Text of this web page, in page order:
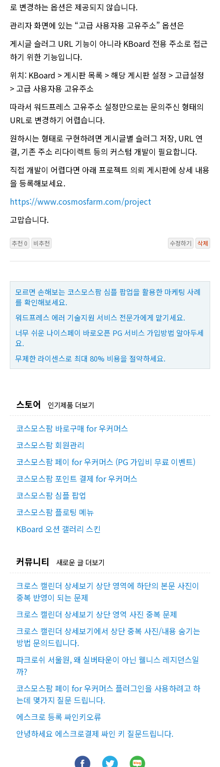
로 변경하는 옵션은 제공되지 않습니다.
관리자 화면에 있는 “고급 사용자용 고유주소” 옵션은
게시글 슬러그 URL 기능이 아니라 KBoard 전용 주소로 접근
하기 위한 기능입니다.
위치: KBoard > 게시판 목록 > 해당 게시판 설정 > 고급설정
> 고급 사용자용 고유주소
따라서 워드프레스 고유주소 설정만으로는 문의주신 형태의
URL로 변경하기 어렵습니다.
원하시는 형태로 구현하려면 게시글별 슬러그 저장, URL 연
결, 기존 주소 리다이렉트 등의 커스텀 개발이 필요합니다.
직접 개발이 어렵다면 아래 프로젝트 의뢰 게시판에 상세 내용
을 등록해보세요.
https://www.cosmosfarm.com/project
고맙습니다.
추천 0 비추천 수정하기 삭제
모르면 손해보는 코스모스팜 심플 팝업을 활용한 마케팅 사례
를 확인해보세요.
워드프레스 에러 기술지원 서비스 전문가에게 맡기세요.
너무 쉬운 나이스페이 바로오픈 PG 서비스 가입방법 알아두세
요.
무제한 라이센스로 최대 80% 비용을 절약하세요.
스토어 인기제품 더보기
코스모스팜 바로구매 for 우커머스
코스모스팜 회원관리
코스모스팜 페이 for 우커머스 (PG 가입비 무료 이벤트)
코스모스팜 포인트 결제 for 우커머스
코스모스팜 심플 팝업
코스모스팜 플로팅 메뉴
KBoard 오션 갤러리 스킨
커뮤니티 새로운 글 더보기
크로스 캘린더 상세보기 상단 영역에 하단의 본문 사진이
중복 반영이 되는 문제
크로스 캘린더 상세보기 상단 영역 사진 중복 문제
크로스 캘린더 상세보기에서 상단 중복 사진/내용 숨기는
방법 문의드립니다.
파크로쉬 서울원, 왜 실버타운이 아닌 웰니스 레지던스일
까?
코스모스팜 페이 for 우커머스 플러그인을 사용하려고 하
는데 몇가지 질문 드립니다.
에스크로 등록 싸인키오류
안녕하세요 에스크로결제 싸인 키 질문드립니다.